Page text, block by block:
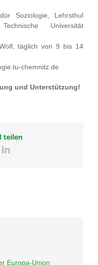
Soziologie, Lehrsthul
Universität
täglich von 9 bis 14
chemnitz.de
und Unterstützung!
teilen
LinkedIn
Europa-Union